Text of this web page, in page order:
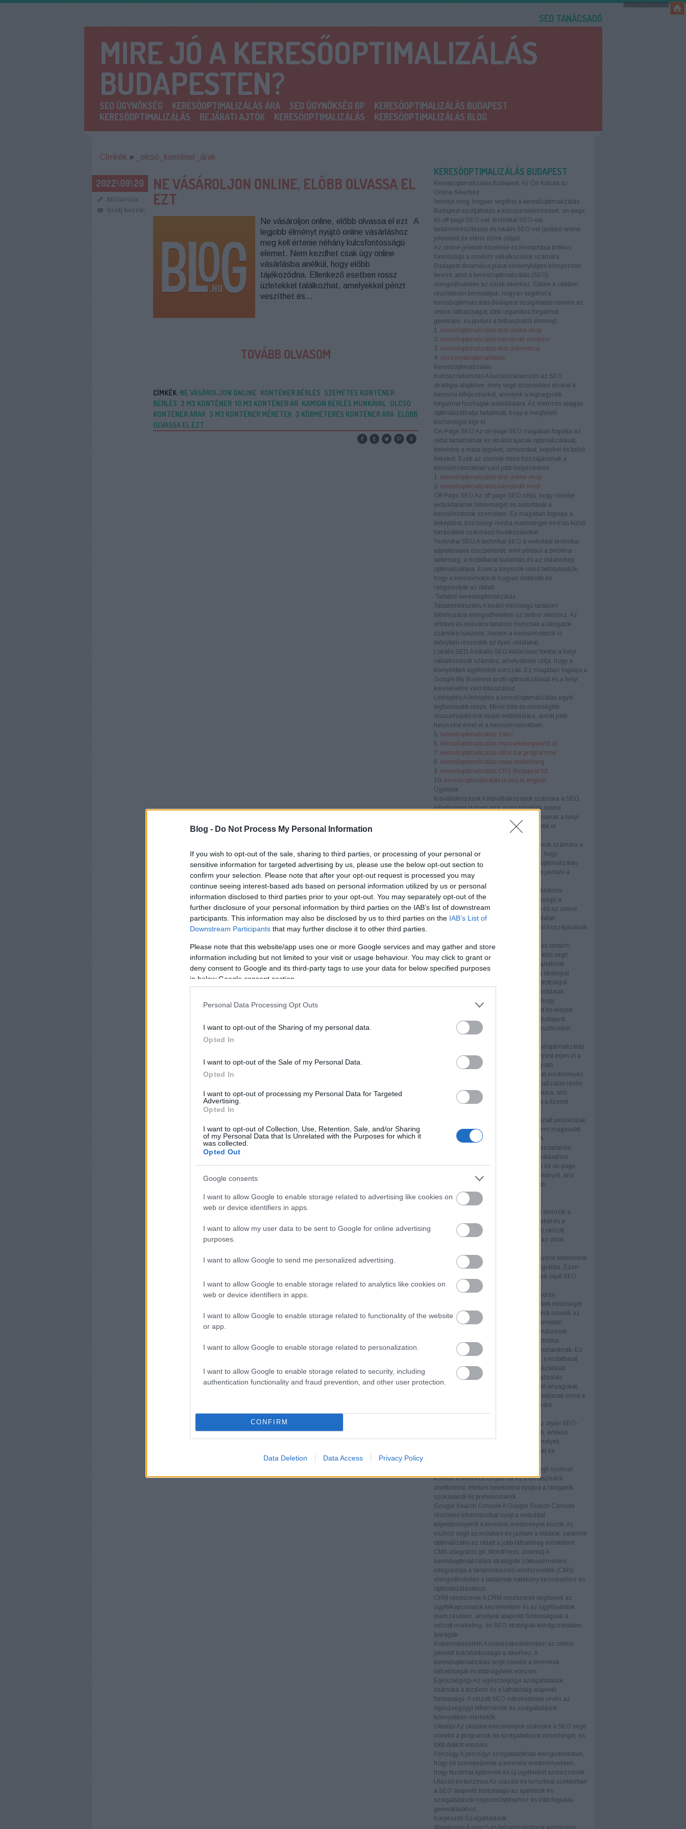
Blog - Do Not Process My Personal Information
If you wish to opt-out of the sale, sharing to third parties, or processing of your personal or
sensitive information for targeted advertising by us, please use the below opt-out section to
confirm your selection. Please note that after your opt-out request is processed you may
continue seeing interest-based ads based on personal information utilized by us or personal
information disclosed to third parties prior to your opt-out. You may separately opt-out of the
further disclosure of your personal information by third parties on the IAB’s list of downstream
participants. This information may also be disclosed by us to third parties on the IAB’s List of
Downstream Participants that may further disclose it to other third parties.
Please note that this website/app uses one or more Google services and may gather and store
information including but not limited to your visit or usage behaviour. You may click to grant or
deny consent to Google and its third-party tags to use your data for below specified purposes
in below Google consent section.
Personal Data Processing Opt Outs
I want to opt-out of the Sharing of my personal data.
Opted In
I want to opt-out of the Sale of my Personal Data.
Opted In
I want to opt-out of processing my Personal Data for Targeted
Advertising.
Opted In
I want to opt-out of Collection, Use, Retention, Sale, and/or Sharing
of my Personal Data that Is Unrelated with the Purposes for which it
was collected.
Opted Out
Google consents
I want to allow Google to enable storage related to advertising like cookies on
web or device identifiers in apps.
I want to allow my user data to be sent to Google for online advertising
purposes.
I want to allow Google to send me personalized advertising.
I want to allow Google to enable storage related to analytics like cookies on
web or device identifiers in apps.
I want to allow Google to enable storage related to functionality of the website
or app.
I want to allow Google to enable storage related to personalization.
I want to allow Google to enable storage related to security, including
authentication functionality and fraud prevention, and other user protection.
CONFIRM
Data Deletion Data Access Privacy Policy
SEO TANÁCSADÓ
MIRE JÓ A KERESŐOPTIMALIZÁLÁS
BUDAPESTEN?
SEO ÜGYNÖKSÉG KERESŐOPTIMALIZÁLÁS ÁRA SEO ÜGYNÖKSÉG BP
KERESŐOPTIMALIZÁLÁS BUDAPEST
KERESŐOPTIMALIZÁLÁS
BEJÁRATI AJTÓK KERESŐOPTIMALIZÁLÁS KERESŐOPTIMALIZÁLÁS BLOG
Címkék » _olcsó_konténer_árak
2022\09\20
SEOattila
Szólj hozzá!
NE VÁSÁROLJON ONLINE, ELŐBB OLVASSA EL
EZT
Ne vásároljon online, előbb olvassa el ezt A
legjobb élményt nyújtó online vásárláshoz
meg kell értenie néhány kulcsfontosságú
elemet. Nem kezdhet csak úgy online
vásárlásba anélkül, hogy előbb
tájékozódna. Ellenkező esetben rossz
üzletekkel találkozhat, amelyekkel pénzt
veszíthet és…
TOVÁBB OLVASOM
CÍMKÉK: NE VÁSÁROLJON ONLINE KONTÉNER BÉRLÉS SZEMETES KONTÉNER
BÉRLÉS 3 M3 KONTÉNER 10 M3 KONTÉNER ÁR KAMION BÉRLÉS MUNKÁVAL OLCSÓ
KONTÉNER ÁRAK 3 M3 KONTÉNER MÉRETEK 3 KÖBMÉTERES KONTÉNER ÁRA ELŐBB
OLVASSA EL EZT
KERESŐOPTIMALIZÁLÁS BUDAPEST
Keresőoptimalizálás Budapest: Az Ön Kulcsa az
Online Sikerhez
Ismerje meg, hogyan segíthet a keresőoptimalizálás
Budapest szolgáltatás a kulcsszóelemzéssel, on-page
és off-page SEO-val, technikai SEO-val,
tartalomkészítéssel és lokális SEO-val javítani online
jelenlétét és elérni üzleti céljait.
Az online jelenlét növelése és fenntartása kritikus
fontosságú a modern vállalkozások számára.
Budapest dinamikus piaca versenyképes környezetet
teremt, ahol a keresőoptimalizálás (SEO)
elengedhetetlen az üzleti sikerhez. Ebben a cikkben
részletesen bemutatjuk, hogyan segíthet a
keresőoptimalizálás Budapest szolgáltatás növelni az
online láthatóságot, több organikus forgalmat
generálni, és javítani a felhasználói élményt.
1. keresőoptimalizálás test online shop
2. keresőoptimalizálás karcsiroth medium
3. keresőoptimalizálás test onlineshop
4. reit keresőoptimalitálás
Keresőoptimalizálás
KulcsszóelemzésA kulcsszóelemzés az SEO
stratégia alapköve, mely segít azonosítani azokat a
keresési kifejezéseket, amelyek a legnagyobb
forgalmat hozhatják weboldalára. Az elemzés alapján
optimalizálhatja tartalmait, hogy a megfelelő
közönséget érje el.
On-Page SEO Az on-page SEO magában foglalja az
oldal tartalmának és struktúrájának optimalizálását,
beleértve a meta-tageket, címsorokat, képeket és belső
linkeket. Ezek az elemek mind hozzájárulnak a
keresőmotorokban való jobb helyezéshez.
1. keresőoptimalizálás test online shop
2. keresőoptimalizálás karcsiroth medi
Off-Page SEO Az off-page SEO célja, hogy növelje
weboldalának hitelességét és autoritását a
keresőmotorok szemében. Ez magában foglalja a
linképítést, közösségi média marketinget és más külső
forrásokból származó hivatkozásokat.
Technikai SEO A technikai SEO a weboldal technikai
aspektusaira összpontosít, mint például a betöltési
sebesség, a mobilbarát kialakítás és az oldaltérkép
optimalizálása. Ezek a tényezők mind befolyásolják,
hogy a keresőmotorok hogyan értékelik és
rangsorolják az oldalt.
Tartalmi keresőoptimalizálás
TartalomkészítésA kiváló minőségű tartalom
létrehozása elengedhetetlen az online sikerhez. Az
értékes és releváns tartalom nemcsak a látogatók
számára hasznos, hanem a keresőmotorok is
előnyben részesítik az ilyen oldalakat.
Lokális SEO A lokális SEO különösen fontos a helyi
vállalkozások számára, amelyeknek célja, hogy a
környékbeli ügyfeleket vonzzák. Ez magában foglalja a
Google My Business profil optimalizálását és a helyi
keresésekre való fókuszálást.
LinképítésA linképítés a keresőoptimalizálás egyik
legfontosabb része. Minél több és minőségibb
visszamutató link mutat weboldalára, annál jobb
helyezést érhet el a keresőmotorokban.
5. keresőoptimalizálás zoho
6. keresőoptimalizálás mymarketingworld.at
7. keresőoptimalizálás infos zur programme
8. keresőoptimalizálás raoul wallenberg
9. keresőoptimalizálás CRS Budapest Kft.
10. keresőoptimalizálás is seo in english
Ügyfelek
KisvállalkozásokA kisvállalkozások számára a SEO
lehetőséget biztosít arra, hogy növeljék online
láthatóságukat és versenyelőnyhöz jussanak a helyi
piacon. Testreszabott stratégiákkal érhetik el
A középvállalkozások számára a
SEO átfogó megközelítése szükséges, hogy
versenyképesek maradjanak. A keresőoptimalizálás
segít növelni az organikus forgalmat és javítani a
konverziós arányt.
E-kereskedelmi webhelyek
Az e-kereskedelmi
webhelyek számára a SEO kulcsfontosságú a
termékek láthatóságának növelésében és az online
értékesítés fellendítésében. A termékoldalak
optimalizálása és a technikai SEO mind hozzájárulnak
Blogok és tartalmi webhelyek
A blogok és tartalmi
webhelyek számára a keresőoptimalizálás segít
növelni az olvasói bázist és javítani a tartalmak
elérhetőségét. Az értékes tartalom és a stratégiai
kulcsszavak használata növeli a látogatottságot.
A nagyvállalati weboldalak
komplex SEO stratégiákat igényelnek, hogy
hatékonyan növeljék online jelenlétüket és elérjék
üzleti céljaikat. A keresőoptimalizálás Budapest
szolgáltatás támogatja ezeket az erőfeszítéseket.
A keresőoptimalizálás
célja, hogy weboldala magasabb helyezést érjen el a
keresőmotorok találati listáján. Ez nagyobb
láthatóságot és több organikus forgalmat eredményez.
A keresőoptimalizálás révén
több organikus látogató érkezik az oldalára, ami
hosszú távon költséghatékonyabb, mint a fizetett
Az optimalizált weboldalak
nemcsak több látogatót vonzanak, hanem magasabb
konverziós arányt is eredményeznek. A
felhasználóbarát kialakítás és a releváns tartalom
hozzájárulnak a látogatók vásárlókká válásához.
Javított felhasználói élmény
A technikai és on-page
SEO javítja a weboldal felhasználói élményét, ami
hosszabb látogatási időt és alacsonyabb
visszafordulási arányt eredményez.
Módszerek
Az SEO-auditok átfogóan elemzik a
weboldal állapotát, feltárva az erősségeket és a
javítandó területeket. Az auditok alapján célzott
javításokat végezhet, amelyek növelik az oldal
VersenyelemzésA versenytársak elemzése betekintést
nyújt a piaci trendekbe és sikeres stratégiákba. Ezen
információk felhasználásával fejlesztheti saját SEO
stratégiáját és versenyelőnyhöz juthat.
Backlink elemzés
A backlink elemzés során
megvizsgáljuk a weboldalra mutató linkek minőségét
és mennyiségét. A kiváló minőségű linkek növelik az
oldal hitelességét a keresőmotorok szemében.
A technikai ellenőrzések
biztosítják, hogy a weboldal minden technikai
szempontja megfeleljen a legjobb gyakorlatoknak. Ez
magában foglalja a betöltési sebesség, a mobilbarát
kialakítás és az indexelhetőség optimalizálását.
Tartalomoptimalizálás
A tartalomoptimalizálás
folyamatosan javítja az oldalon található anyagokat,
hogy azok relevánsak és vonzóak maradjanak mind a
látogatók, mind a keresőmotorok számára.
Technológiák
Az olyan SEO-
eszközök, mint az Ahrefs és a SEMrush, értékes
adatokat és elemzéseket nyújtanak, amelyek
támogatják a SEO stratégiák kialakítását és
A Google Analytics segít nyomon
követni a weboldal forgalmát és a felhasználói
viselkedést, értékes betekintést nyújtva a látogatók
szokásairól és preferenciáiról.
Google Search Console A Google Search Console
részletes információkat nyújt a weboldal
teljesítményéről a keresési eredmények között. Az
eszköz segít azonosítani és javítani a hibákat, valamint
optimalizálni az oldalt a jobb láthatóság érdekében.
CMS integráció (pl. WordPress, Joomla) A
keresőoptimalizálási stratégiák zökkenőmentes
integrációja a tartalomkezelő rendszerekbe (CMS)
elengedhetetlen a tartalmak hatékony kezeléséhez és
optimalizálásához.
CRM rendszerekA CRM rendszerek segítenek az
ügyfélkapcsolatok kezelésében és az ügyféladatok
elemzésében, amelyek alapvető fontosságúak a
célzott marketing- és SEO stratégiák kidolgozásában.
Iparágak
Kiskereskedelem A kiskereskedelemben az online
jelenlét kulcsfontosságú a sikerhez. A
keresőoptimalizálás segít növelni a termékek
láthatóságát és több ügyfelet vonzani.
EgészségügyAz egészségügyi szolgáltatások
számára a bizalom és a láthatóság alapvető
fontosságú. A célzott SEO intézkedések révén az
egészségügyi információk és szolgáltatások
könnyebben elérhetők.
OktatásAz oktatási intézmények számára a SEO segít
növelni a programok és szolgáltatások ismertségét, és
több diákot vonzani.
PénzügyA pénzügyi szolgáltatóknak elengedhetetlen,
hogy jól szerepeljenek a keresési eredményekben,
hogy bizalmat építsenek és új ügyfeleket szerezzenek.
Utazás és turizmusAz utazási és turisztikai szektorban
a SEO alapvető fontosságú az ajánlatok és
szolgáltatások népszerűsítéséhez és több foglalás
generálásához.
Kiegészítő Szolgáltatások
Webdesign A vonzó és felhasználóbarát webdesign